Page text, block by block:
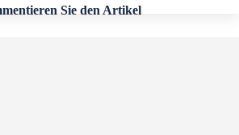
Sie den Artikel